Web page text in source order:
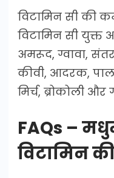
विटामिन सी की
विटामिन सी युक्त
अमरूद, ग्वावा,
कीवी, आदरक,
मिर्च, ब्रोकोली और
FAQs –
विटामिन